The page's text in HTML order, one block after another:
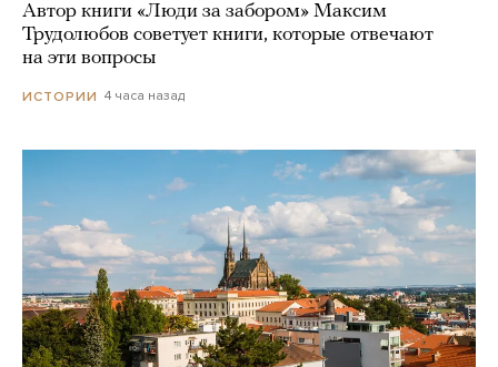
Автор книги «Люди за забором» Максим
Трудолюбов советует книги, которые отвечают
на эти вопросы
ИСТОРИИ 4 часа назад